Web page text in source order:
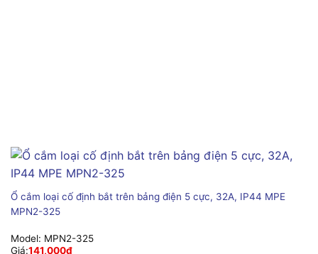
Ổ cắm loại cố định bắt trên bảng điện 5 cực, 32A, IP44 MPE
MPN2-325
Model: MPN2-325
Giá:141,000₫